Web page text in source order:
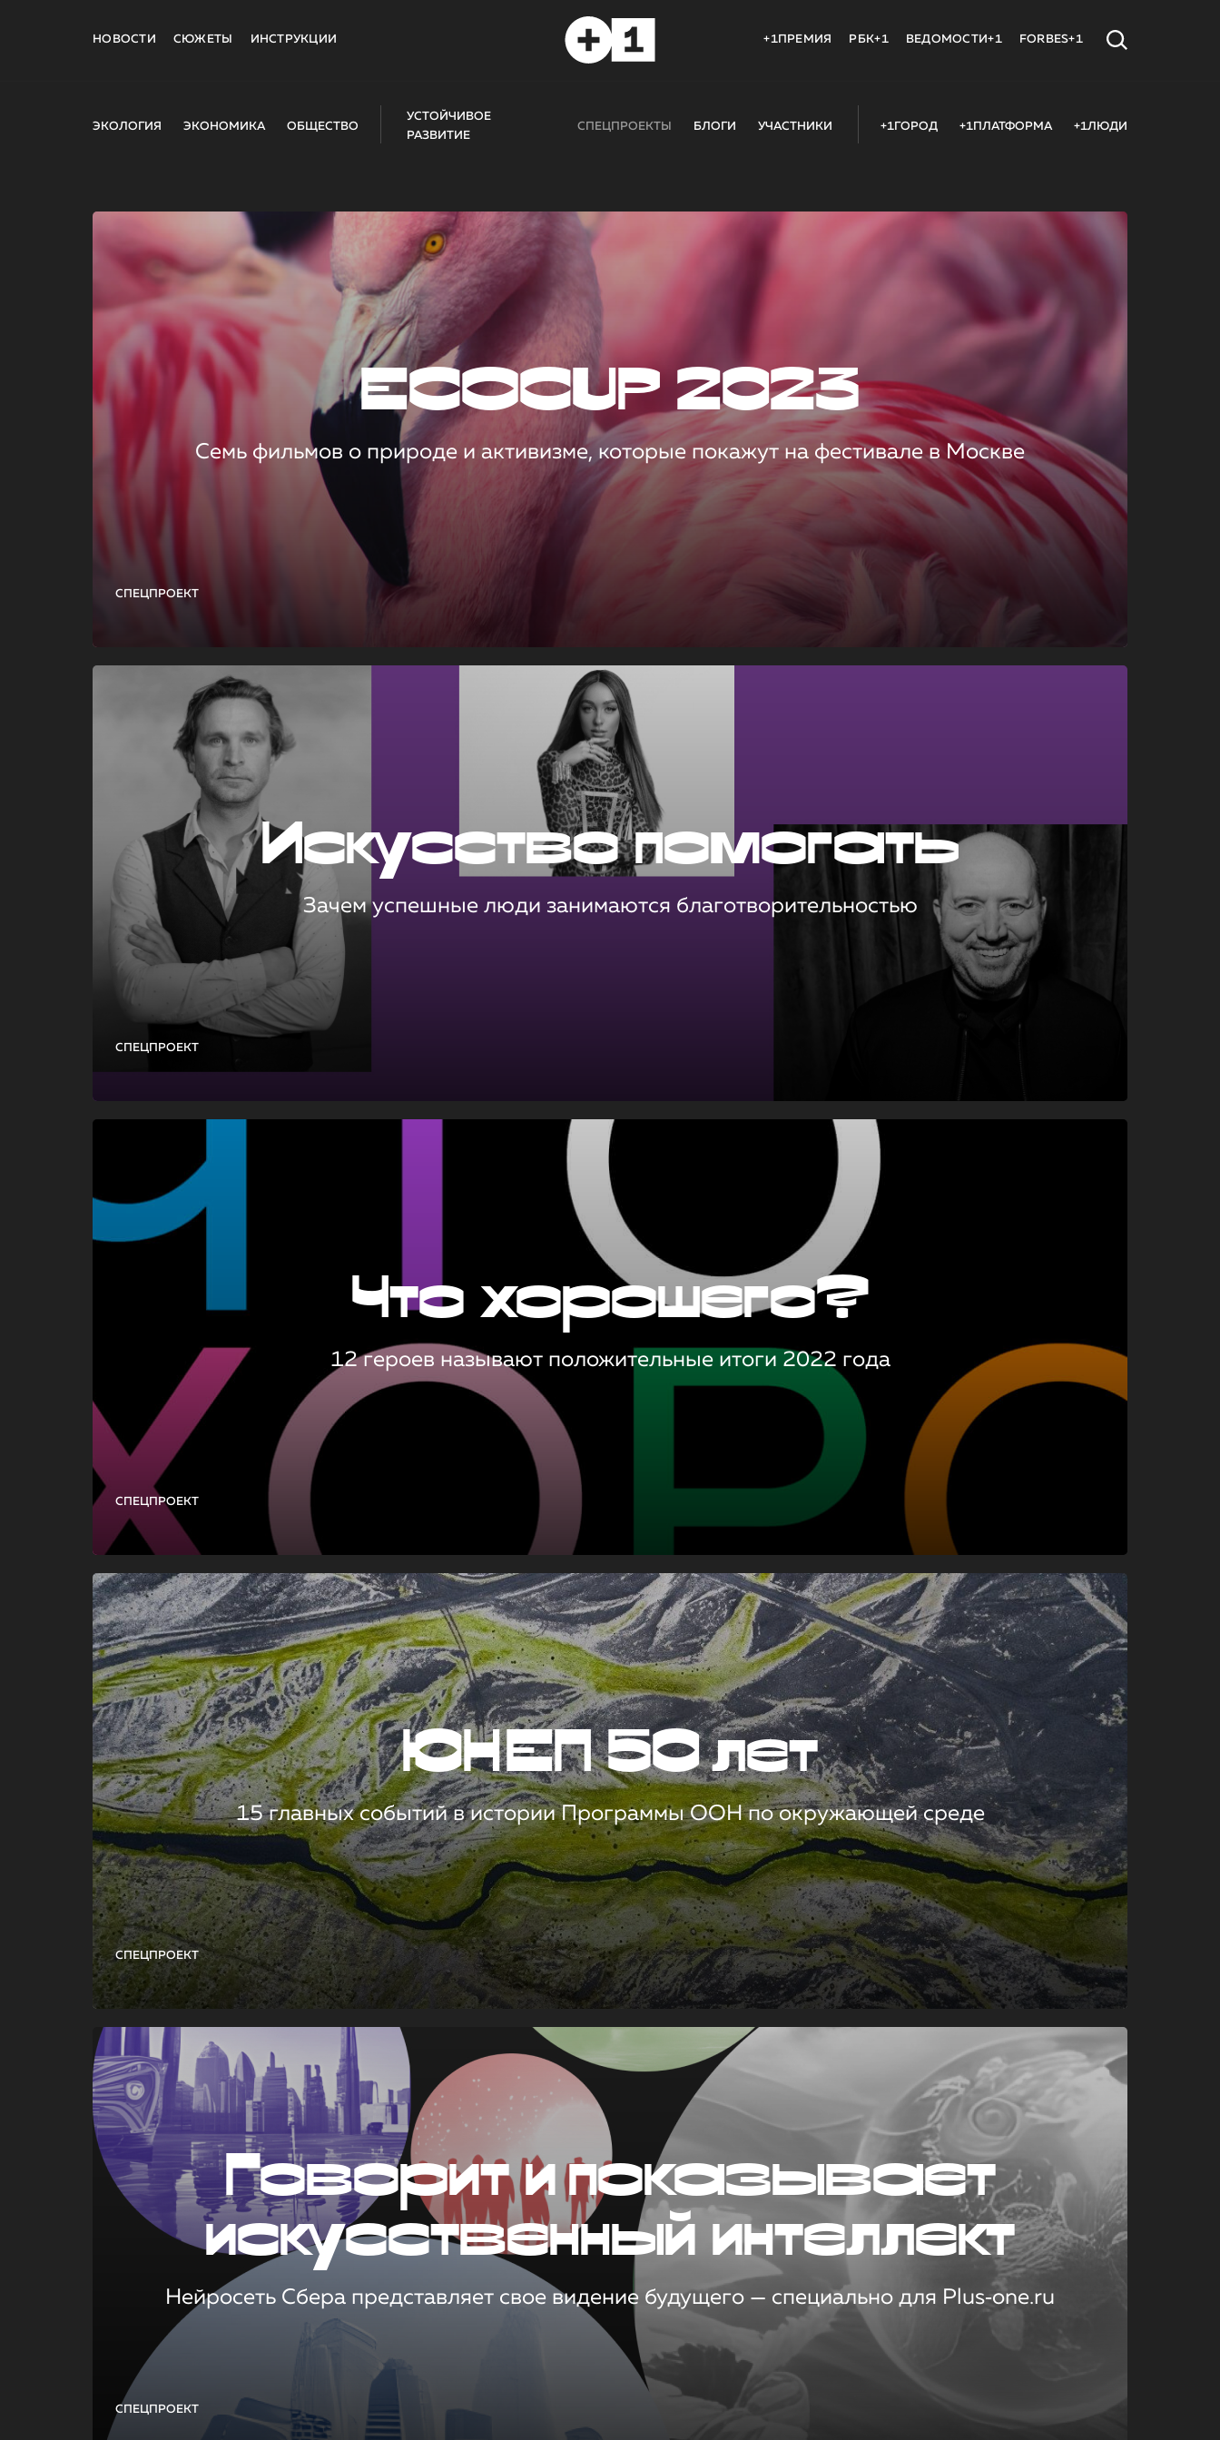
НОВОСТИ СЮЖЕТЫ ИНСТРУКЦИИ +1ПРЕМИЯ РБК+1 ВЕДОМОСТИ+1 FORBES+1
ЭКОЛОГИЯ ЭКОНОМИКА ОБЩЕСТВО
УСТОЙЧИВОЕ
РАЗВИТИЕ
СПЕЦПРОЕКТЫ БЛОГИ УЧАСТНИКИ +1ГОРОД +1ПЛАТФОРМА +1ЛЮДИ
СПЕЦПРОЕКТ
ECOCUP 2023
Семь фильмов о природе и активизме, которые покажут на фестивале в Москве
СПЕЦПРОЕКТ
Искусство помогать
Зачем успешные люди занимаются благотворительностью
СПЕЦПРОЕКТ
Что хорошего?
12 героев называют положительные итоги 2022 года
СПЕЦПРОЕКТ
ЮНЕП 50 лет
15 главных событий в истории Программы ООН по окружающей среде
СПЕЦПРОЕКТ
Говорит и показывает
искусственный интеллект
Нейросеть Сбера представляет свое видение будущего — специально для Plus‑one.ru